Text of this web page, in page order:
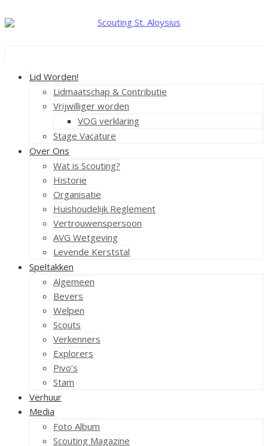
Ga
Lid Worden!
Lidmaatschap & Contributie
Vrijwilliger worden
VOG verklaring
Stage Vacature
Over Ons
Wat is Scouting?
Historie
Organisatie
Huishoudelijk Reglement
Vertrouwenspersoon
AVG Wetgeving
Levende Kerststal
Speltakken
Algemeen
Bevers
Welpen
Scouts
Verkenners
Explorers
Pivo’s
Stam
Verhuur
Media
Foto Album
Scouting Magazine